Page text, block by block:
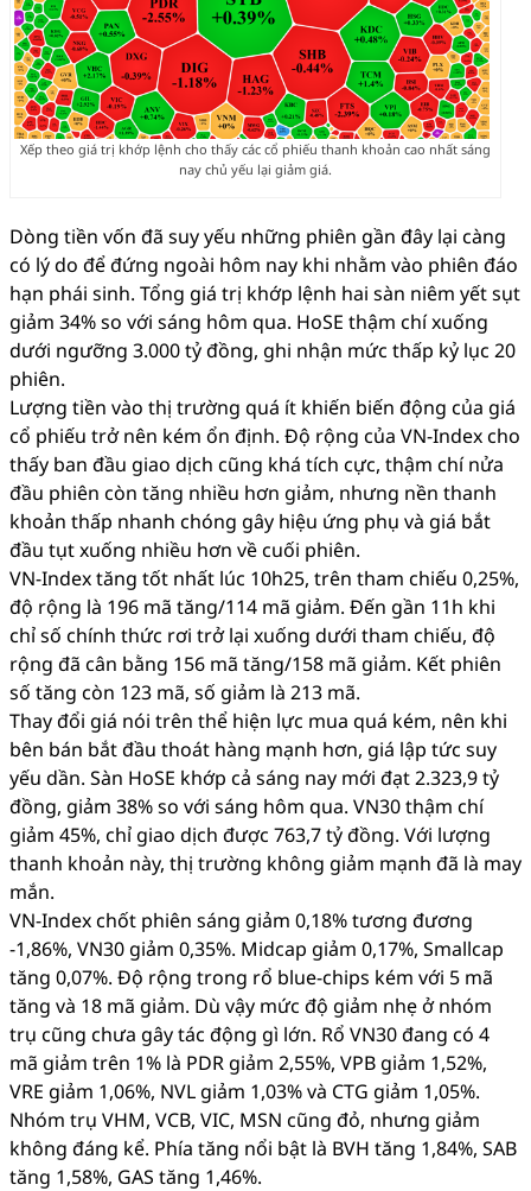
Xếp theo giá trị khớp lệnh cho thấy các cổ phiếu thanh khoản cao nhất sáng
nay chủ yếu lại giảm giá.
Dòng tiền vốn đã suy yếu những phiên gần đây lại càng
có lý do để đứng ngoài hôm nay khi nhằm vào phiên đáo
hạn phái sinh. Tổng giá trị khớp lệnh hai sàn niêm yết sụt
giảm 34% so với sáng hôm qua. HoSE thậm chí xuống
dưới ngưỡng 3.000 tỷ đồng, ghi nhận mức thấp kỷ lục 20
phiên.
Lượng tiền vào thị trường quá ít khiến biến động của giá
cổ phiếu trở nên kém ổn định. Độ rộng của VN-Index cho
thấy ban đầu giao dịch cũng khá tích cực, thậm chí nửa
đầu phiên còn tăng nhiều hơn giảm, nhưng nền thanh
khoản thấp nhanh chóng gây hiệu ứng phụ và giá bắt
đầu tụt xuống nhiều hơn về cuối phiên.
VN-Index tăng tốt nhất lúc 10h25, trên tham chiếu 0,25%,
độ rộng là 196 mã tăng/114 mã giảm. Đến gần 11h khi
chỉ số chính thức rơi trở lại xuống dưới tham chiếu, độ
rộng đã cân bằng 156 mã tăng/158 mã giảm. Kết phiên
số tăng còn 123 mã, số giảm là 213 mã.
Thay đổi giá nói trên thể hiện lực mua quá kém, nên khi
bên bán bắt đầu thoát hàng mạnh hơn, giá lập tức suy
yếu dần. Sàn HoSE khớp cả sáng nay mới đạt 2.323,9 tỷ
đồng, giảm 38% so với sáng hôm qua. VN30 thậm chí
giảm 45%, chỉ giao dịch được 763,7 tỷ đồng. Với lượng
thanh khoản này, thị trường không giảm mạnh đã là may
mắn.
VN-Index chốt phiên sáng giảm 0,18% tương đương
-1,86%, VN30 giảm 0,35%. Midcap giảm 0,17%, Smallcap
tăng 0,07%. Độ rộng trong rổ blue-chips kém với 5 mã
tăng và 18 mã giảm. Dù vậy mức độ giảm nhẹ ở nhóm
trụ cũng chưa gây tác động gì lớn. Rổ VN30 đang có 4
mã giảm trên 1% là PDR giảm 2,55%, VPB giảm 1,52%,
VRE giảm 1,06%, NVL giảm 1,03% và CTG giảm 1,05%.
Nhóm trụ VHM, VCB, VIC, MSN cũng đỏ, nhưng giảm
không đáng kể. Phía tăng nổi bật là BVH tăng 1,84%, SAB
tăng 1,58%, GAS tăng 1,46%.